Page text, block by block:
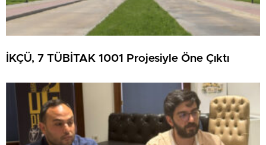
İKÇÜ, 7 TÜBİTAK 1001 Projesiyle Öne Çıktı